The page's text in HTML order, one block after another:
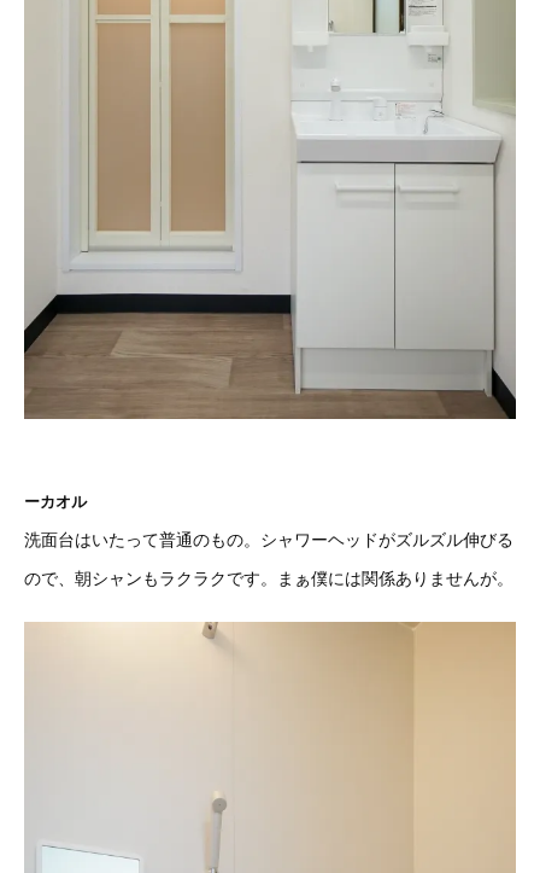
ーカオル
洗面台はいたって普通のもの。シャワーヘッドがズルズル伸びる
ので、朝シャンもラクラクです。まぁ僕には関係ありませんが。